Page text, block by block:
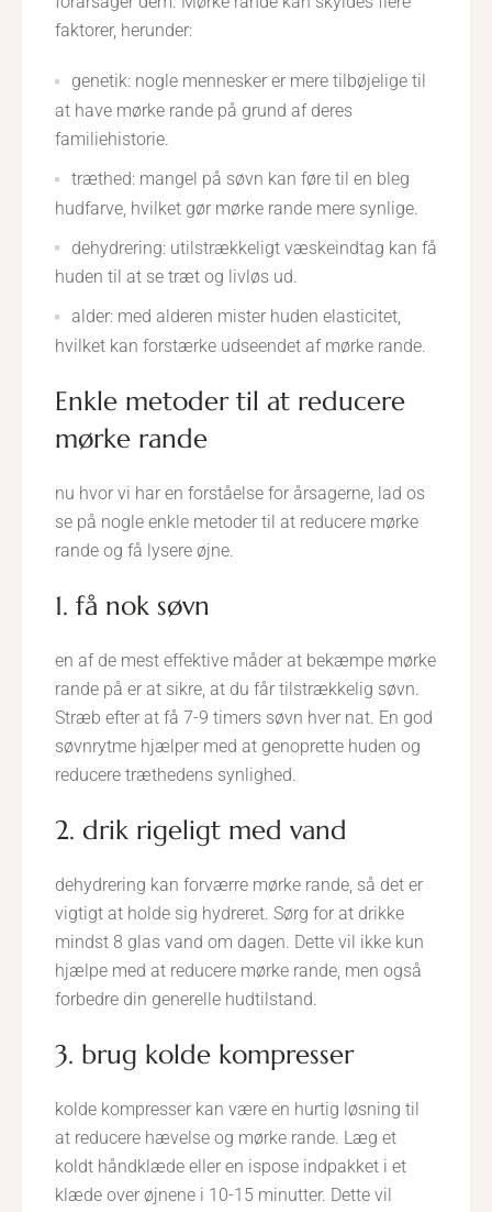
faktorer, herunder:
genetik: nogle mennesker er mere tilbøjelige til
at have mørke rande på grund af deres
familiehistorie.
træthed: mangel på søvn kan føre til en bleg
hudfarve, hvilket gør mørke rande mere synlige.
dehydrering: utilstrækkeligt væskeindtag kan få
huden til at se træt og livløs ud.
alder: med alderen mister huden elasticitet,
hvilket kan forstærke udseendet af mørke rande.
enkle metoder til at reducere
mørke rande
nu hvor vi har en forståelse for årsagerne, lad os
se på nogle enkle metoder til at reducere mørke
rande og få lysere øjne.
1. få nok søvn
en af de mest effektive måder at bekæmpe mørke
rande på er at sikre, at du får tilstrækkelig søvn.
Stræb efter at få 7-9 timers søvn hver nat. En god
søvnrytme hjælper med at genoprette huden og
reducere træthedens synlighed.
2. drik rigeligt med vand
dehydrering kan forværre mørke rande, så det er
vigtigt at holde sig hydreret. Sørg for at drikke
mindst 8 glas vand om dagen. Dette vil ikke kun
hjælpe med at reducere mørke rande, men også
forbedre din generelle hudtilstand.
3. brug kolde kompresser
kolde kompresser kan være en hurtig løsning til
at reducere hævelse og mørke rande. Læg et
koldt håndklæde eller en ispose indpakket i et
klæde over øjnene i 10-15 minutter. Dette vil